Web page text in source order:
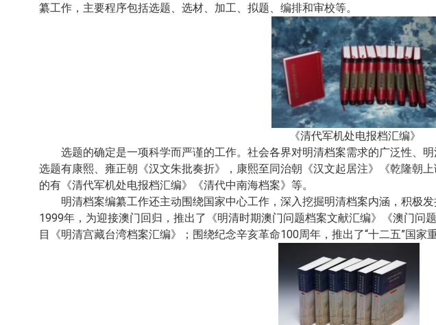
纂工作，主要程序包括选题、选材、加工、拟题、编排和审校等。
《清代军机处电报档汇编》
选题的确定是一项科学而严谨的工作。社会各界对明清档案需求的广泛性、
选题有康熙、雍正朝《汉文朱批奏折》，康熙至同治朝《汉文起居注》《乾隆朝
的有《清代军机处电报档汇编》《清代中南海档案》等。
明清档案编纂工作还主动围绕国家中心工作，深入挖掘明清档案内涵，积极
1999年，为迎接澳门回归，推出了《明清时期澳门问题档案文献汇编》《澳门
目《明清宫藏台湾档案汇编》；围绕纪念辛亥革命100周年，推出了“十二五”国家